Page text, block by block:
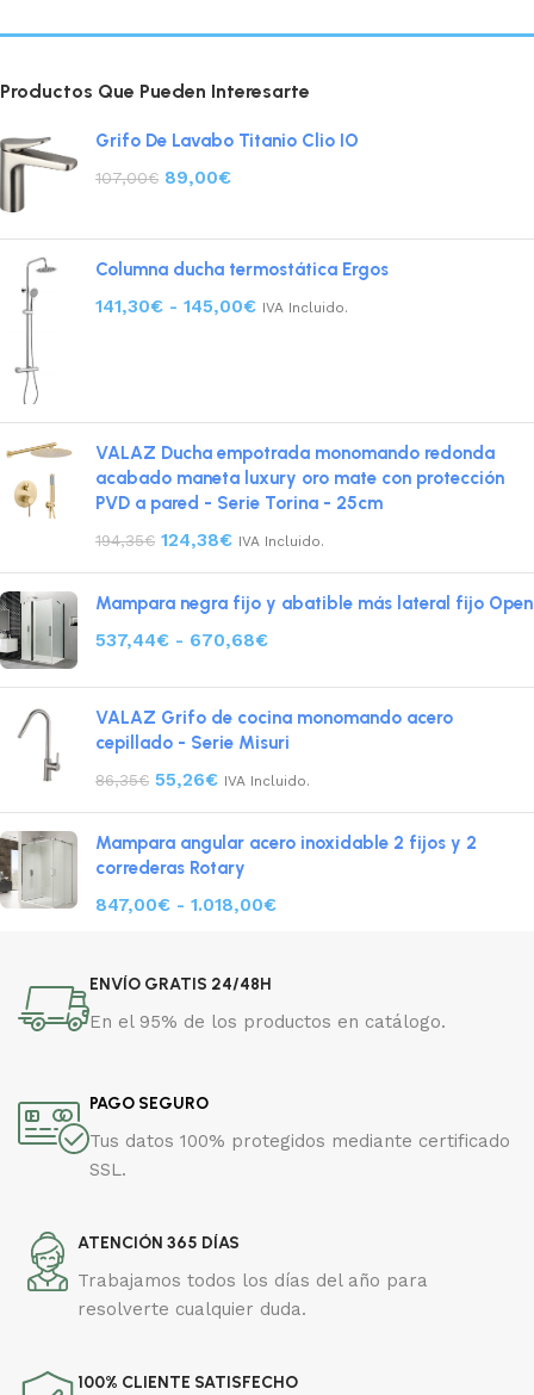
Productos Que Pueden Interesarte
Grifo De Lavabo Titanio Clio IO
107,00€ 89,00€
Columna ducha termostática Ergos
141,30€ - 145,00€ IVA Incluido.
VALAZ Ducha empotrada monomando redonda
acabado maneta luxury oro mate con protección
PVD a pared - Serie Torina - 25cm
194,35€ 124,38€ IVA Incluido.
Mampara negra fijo y abatible más lateral fijo Open
537,44€ - 670,68€
VALAZ Grifo de cocina monomando acero
cepillado - Serie Misuri
86,35€ 55,26€ IVA Incluido.
Mampara angular acero inoxidable 2 fijos y 2
correderas Rotary
847,00€ - 1.018,00€
ENVÍO GRATIS 24/48H
En el 95% de los productos en catálogo.
PAGO SEGURO
Tus datos 100% protegidos mediante certificado
SSL.
ATENCIÓN 365 DÍAS
Trabajamos todos los días del año para
resolverte cualquier duda.
100% CLIENTE SATISFECHO